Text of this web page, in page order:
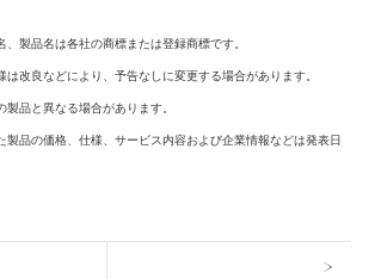
、製品名は各社の商標または登録商標です。
は改良などにより、予告なしに変更する場合があります。
製品と異なる場合があります。
製品の価格、仕様、サービス内容および企業情報などは発表日